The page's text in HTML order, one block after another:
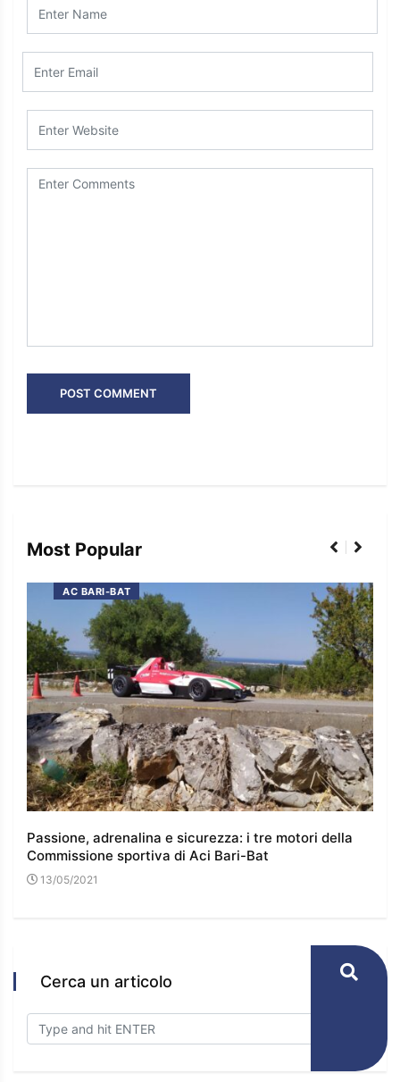
Most Popular
AC BARI-BAT
Passione, adrenalina e sicurezza: i tre motori della
Commissione sportiva di Aci Bari-Bat
13/05/2021
Cerca un articolo